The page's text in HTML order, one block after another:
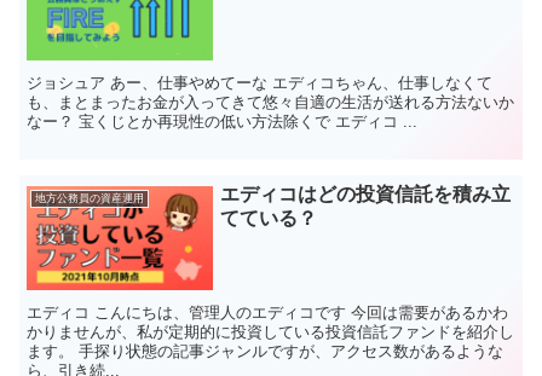
ジョシュア あー、仕事やめてーな エディコちゃん、仕事しなくて
も、まとまったお金が入ってきて悠々自適の生活が送れる方法ないか
なー？ 宝くじとか再現性の低い方法除くで エディコ ...
地方公務員の資産運用
エディコはどの投資信託を積み立
てている？
エディコ こんにちは、管理人のエディコです 今回は需要があるかわ
かりませんが、私が定期的に投資している投資信託ファンドを紹介し
ます。 手探り状態の記事ジャンルですが、アクセス数があるような
ら、引き続...